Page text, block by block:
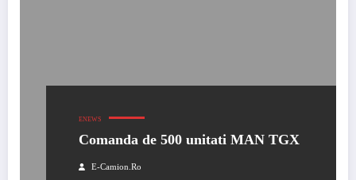
ENEWS
Comanda de 500 unitati MAN TGX
E-Camion.ro